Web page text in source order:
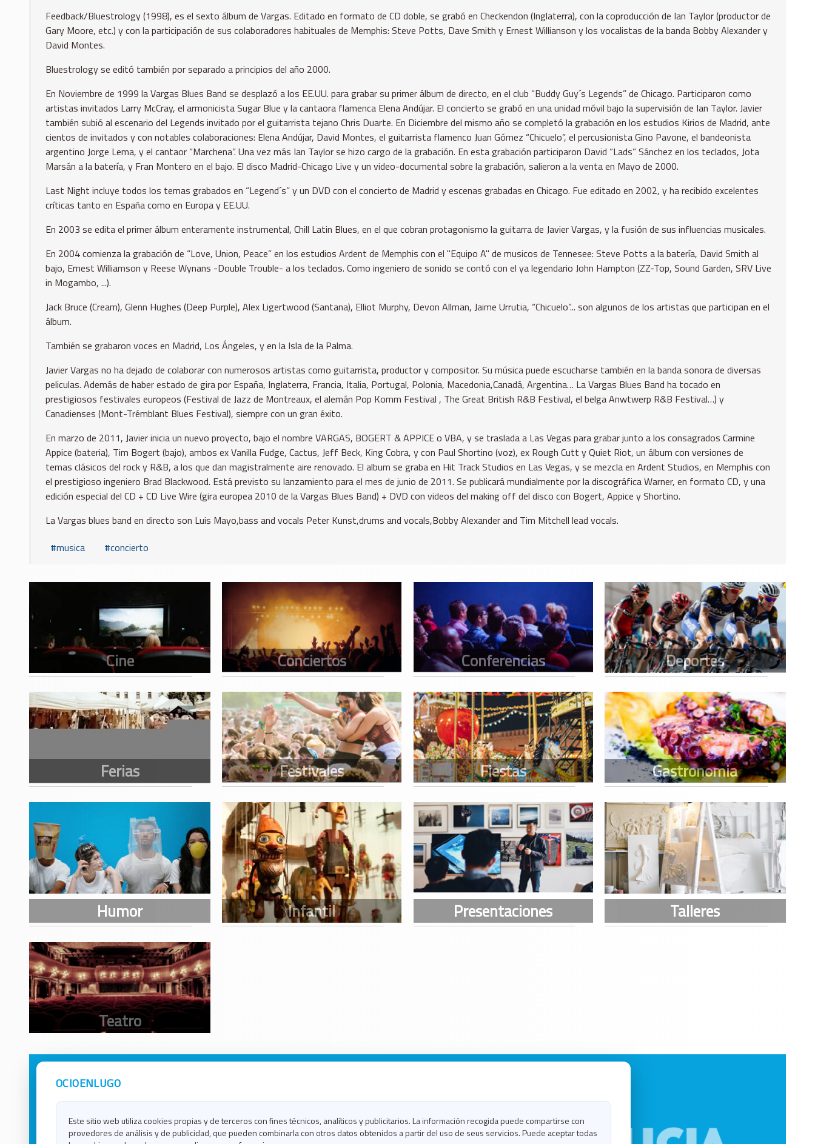
Feedback/Bluestrology (1998), es el sexto álbum de Vargas. Editado en formato de CD doble, se grabó en Checkendon (Inglaterra), con la coproducción de Ian Taylor (productor de
Gary Moore, etc.) y con la participación de sus colaboradores habituales de Memphis: Steve Potts, Dave Smith y Ernest Willianson y los vocalistas de la banda Bobby Alexander y
David Montes.
Bluestrology se editó también por separado a principios del año 2000.
En Noviembre de 1999 la Vargas Blues Band se desplazó a los EE.UU. para grabar su primer álbum de directo, en el club “Buddy Guy´s Legends” de Chicago. Participaron como
artistas invitados Larry McCray, el armonicista Sugar Blue y la cantaora flamenca Elena Andújar. El concierto se grabó en una unidad móvil bajo la supervisión de Ian Taylor. Javier
también subió al escenario del Legends invitado por el guitarrista tejano Chris Duarte. En Diciembre del mismo año se completó la grabación en los estudios Kirios de Madrid, ante
cientos de invitados y con notables colaboraciones: Elena Andújar, David Montes, el guitarrista flamenco Juan Gómez “Chicuelo”, el percusionista Gino Pavone, el bandeonista
argentino Jorge Lema, y el cantaor “Marchena”. Una vez más Ian Taylor se hizo cargo de la grabación. En esta grabación participaron David “Lads” Sánchez en los teclados, Jota
Marsán a la batería, y Fran Montero en el bajo. El disco Madrid-Chicago Live y un video-documental sobre la grabación, salieron a la venta en Mayo de 2000.
Last Night incluye todos los temas grabados en “Legend´s” y un DVD con el concierto de Madrid y escenas grabadas en Chicago. Fue editado en 2002, y ha recibido excelentes
críticas tanto en España como en Europa y EE.UU.
En 2003 se edita el primer álbum enteramente instrumental, Chill Latin Blues, en el que cobran protagonismo la guitarra de Javier Vargas, y la fusión de sus influencias musicales.
En 2004 comienza la grabación de “Love, Union, Peace” en los estudios Ardent de Memphis con el "Equipo A" de musicos de Tennesee: Steve Potts a la batería, David Smith al
bajo, Ernest Williamson y Reese Wynans -Double Trouble- a los teclados. Como ingeniero de sonido se contó con el ya legendario John Hampton (ZZ-Top, Sound Garden, SRV Live
in Mogambo, ...).
Jack Bruce (Cream), Glenn Hughes (Deep Purple), Alex Ligertwood (Santana), Elliot Murphy, Devon Allman, Jaime Urrutia, “Chicuelo”... son algunos de los artistas que participan en el
álbum.
También se grabaron voces en Madrid, Los Ángeles, y en la Isla de la Palma.
Javier Vargas no ha dejado de colaborar con numerosos artistas como guitarrista, productor y compositor. Su música puede escucharse también en la banda sonora de diversas
peliculas. Además de haber estado de gira por España, Inglaterra, Francia, Italia, Portugal, Polonia, Macedonia,Canadá, Argentina… La Vargas Blues Band ha tocado en
prestigiosos festivales europeos (Festival de Jazz de Montreaux, el alemán Pop Komm Festival , The Great British R&B Festival, el belga Anwtwerp R&B Festival…) y
Canadienses (Mont-Trémblant Blues Festival), siempre con un gran éxito.
En marzo de 2011, Javier inicia un nuevo proyecto, bajo el nombre VARGAS, BOGERT & APPICE o VBA, y se traslada a Las Vegas para grabar junto a los consagrados Carmine
Appice (bateria), Tim Bogert (bajo), ambos ex Vanilla Fudge, Cactus, Jeff Beck, King Cobra, y con Paul Shortino (voz), ex Rough Cutt y Quiet Riot, un álbum con versiones de
temas clásicos del rock y R&B, a los que dan magistralmente aire renovado. El album se graba en Hit Track Studios en Las Vegas, y se mezcla en Ardent Studios, en Memphis con
el prestigioso ingeniero Brad Blackwood. Está previsto su lanzamiento para el mes de junio de 2011. Se publicará mundialmente por la discográfica Warner, en formato CD, y una
edición especial del CD + CD Live Wire (gira europea 2010 de la Vargas Blues Band) + DVD con videos del making off del disco con Bogert, Appice y Shortino.
La Vargas blues band en directo son Luis Mayo,bass and vocals Peter Kunst,drums and vocals,Bobby Alexander and Tim Mitchell lead vocals.
musica
concierto
OCIOENLUGO
Este sitio web utiliza cookies propias y de terceros con fines técnicos, analíticos y publicitarios. La información recogida puede compartirse con
provedores de análisis y de publicidad, que pueden combinarla con otros datos obtenidos a partir del uso de seus servicios. Puede aceptar todas
Avisos Legales
Política de Cookies
Ocio en Lugo
Ocio en Ourense